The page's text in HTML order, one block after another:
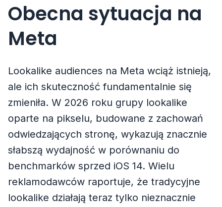
Obecna sytuacja na
Meta
Lookalike audiences na Meta wciąż istnieją,
ale ich skuteczność fundamentalnie się
zmieniła. W 2026 roku grupy lookalike
oparte na pikselu, budowane z zachowań
odwiedzających stronę, wykazują znacznie
słabszą wydajność w porównaniu do
benchmarków sprzed iOS 14. Wielu
reklamodawców raportuje, że tradycyjne
lookalike działają teraz tylko nieznacznie